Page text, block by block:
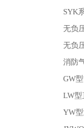
SYK
无负
无负
消防
GW
LW
YW